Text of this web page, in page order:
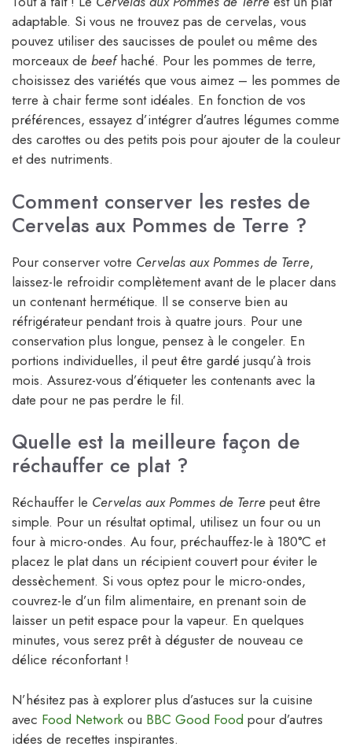
adaptable. Si vous ne trouvez pas de cervelas, vous
pouvez utiliser des saucisses de poulet ou même des
morceaux de beefhaché. Pour les pommes de terre,
choisissez des variétés que vous aimez – les pommes de
terre à chair ferme sont idéales. En fonction de vos
préférences, essayez d’intégrer d’autres légumes comme
des carottes ou des petits pois pour ajouter de la couleur
et des nutriments.
Comment conserver les restes de
Cervelas aux Pommes de Terre ?
Pour conserver votre Cervelas aux Pommes de Terre,
laissez-le refroidir complètement avant de le placer dans
un contenant hermétique. Il se conserve bien au
réfrigérateur pendant trois à quatre jours. Pour une
conservation plus longue, pensez à le congeler. En
portions individuelles, il peut être gardé jusqu’à trois
mois. Assurez-vous d’étiqueter les contenants avec la
date pour ne pas perdre le fil.
Quelle est la meilleure façon de
réchauffer ce plat ?
Réchauffer le Cervelas aux Pommes de Terre peut être
simple. Pour un résultat optimal, utilisez un four ou un
four à micro-ondes. Au four, préchauffez-le à 180°C et
placez le plat dans un récipient couvert pour éviter le
dessèchement. Si vous optez pour le micro-ondes,
couvrez-le d’un film alimentaire, en prenant soin de
laisser un petit espace pour la vapeur. En quelques
minutes, vous serez prêt à déguster de nouveau ce
délice réconfortant !
N’hésitez pas à explorer plus d’astuces sur la cuisine
avec Food Network ou BBC Good Food pour d’autres
idées de recettes inspirantes.